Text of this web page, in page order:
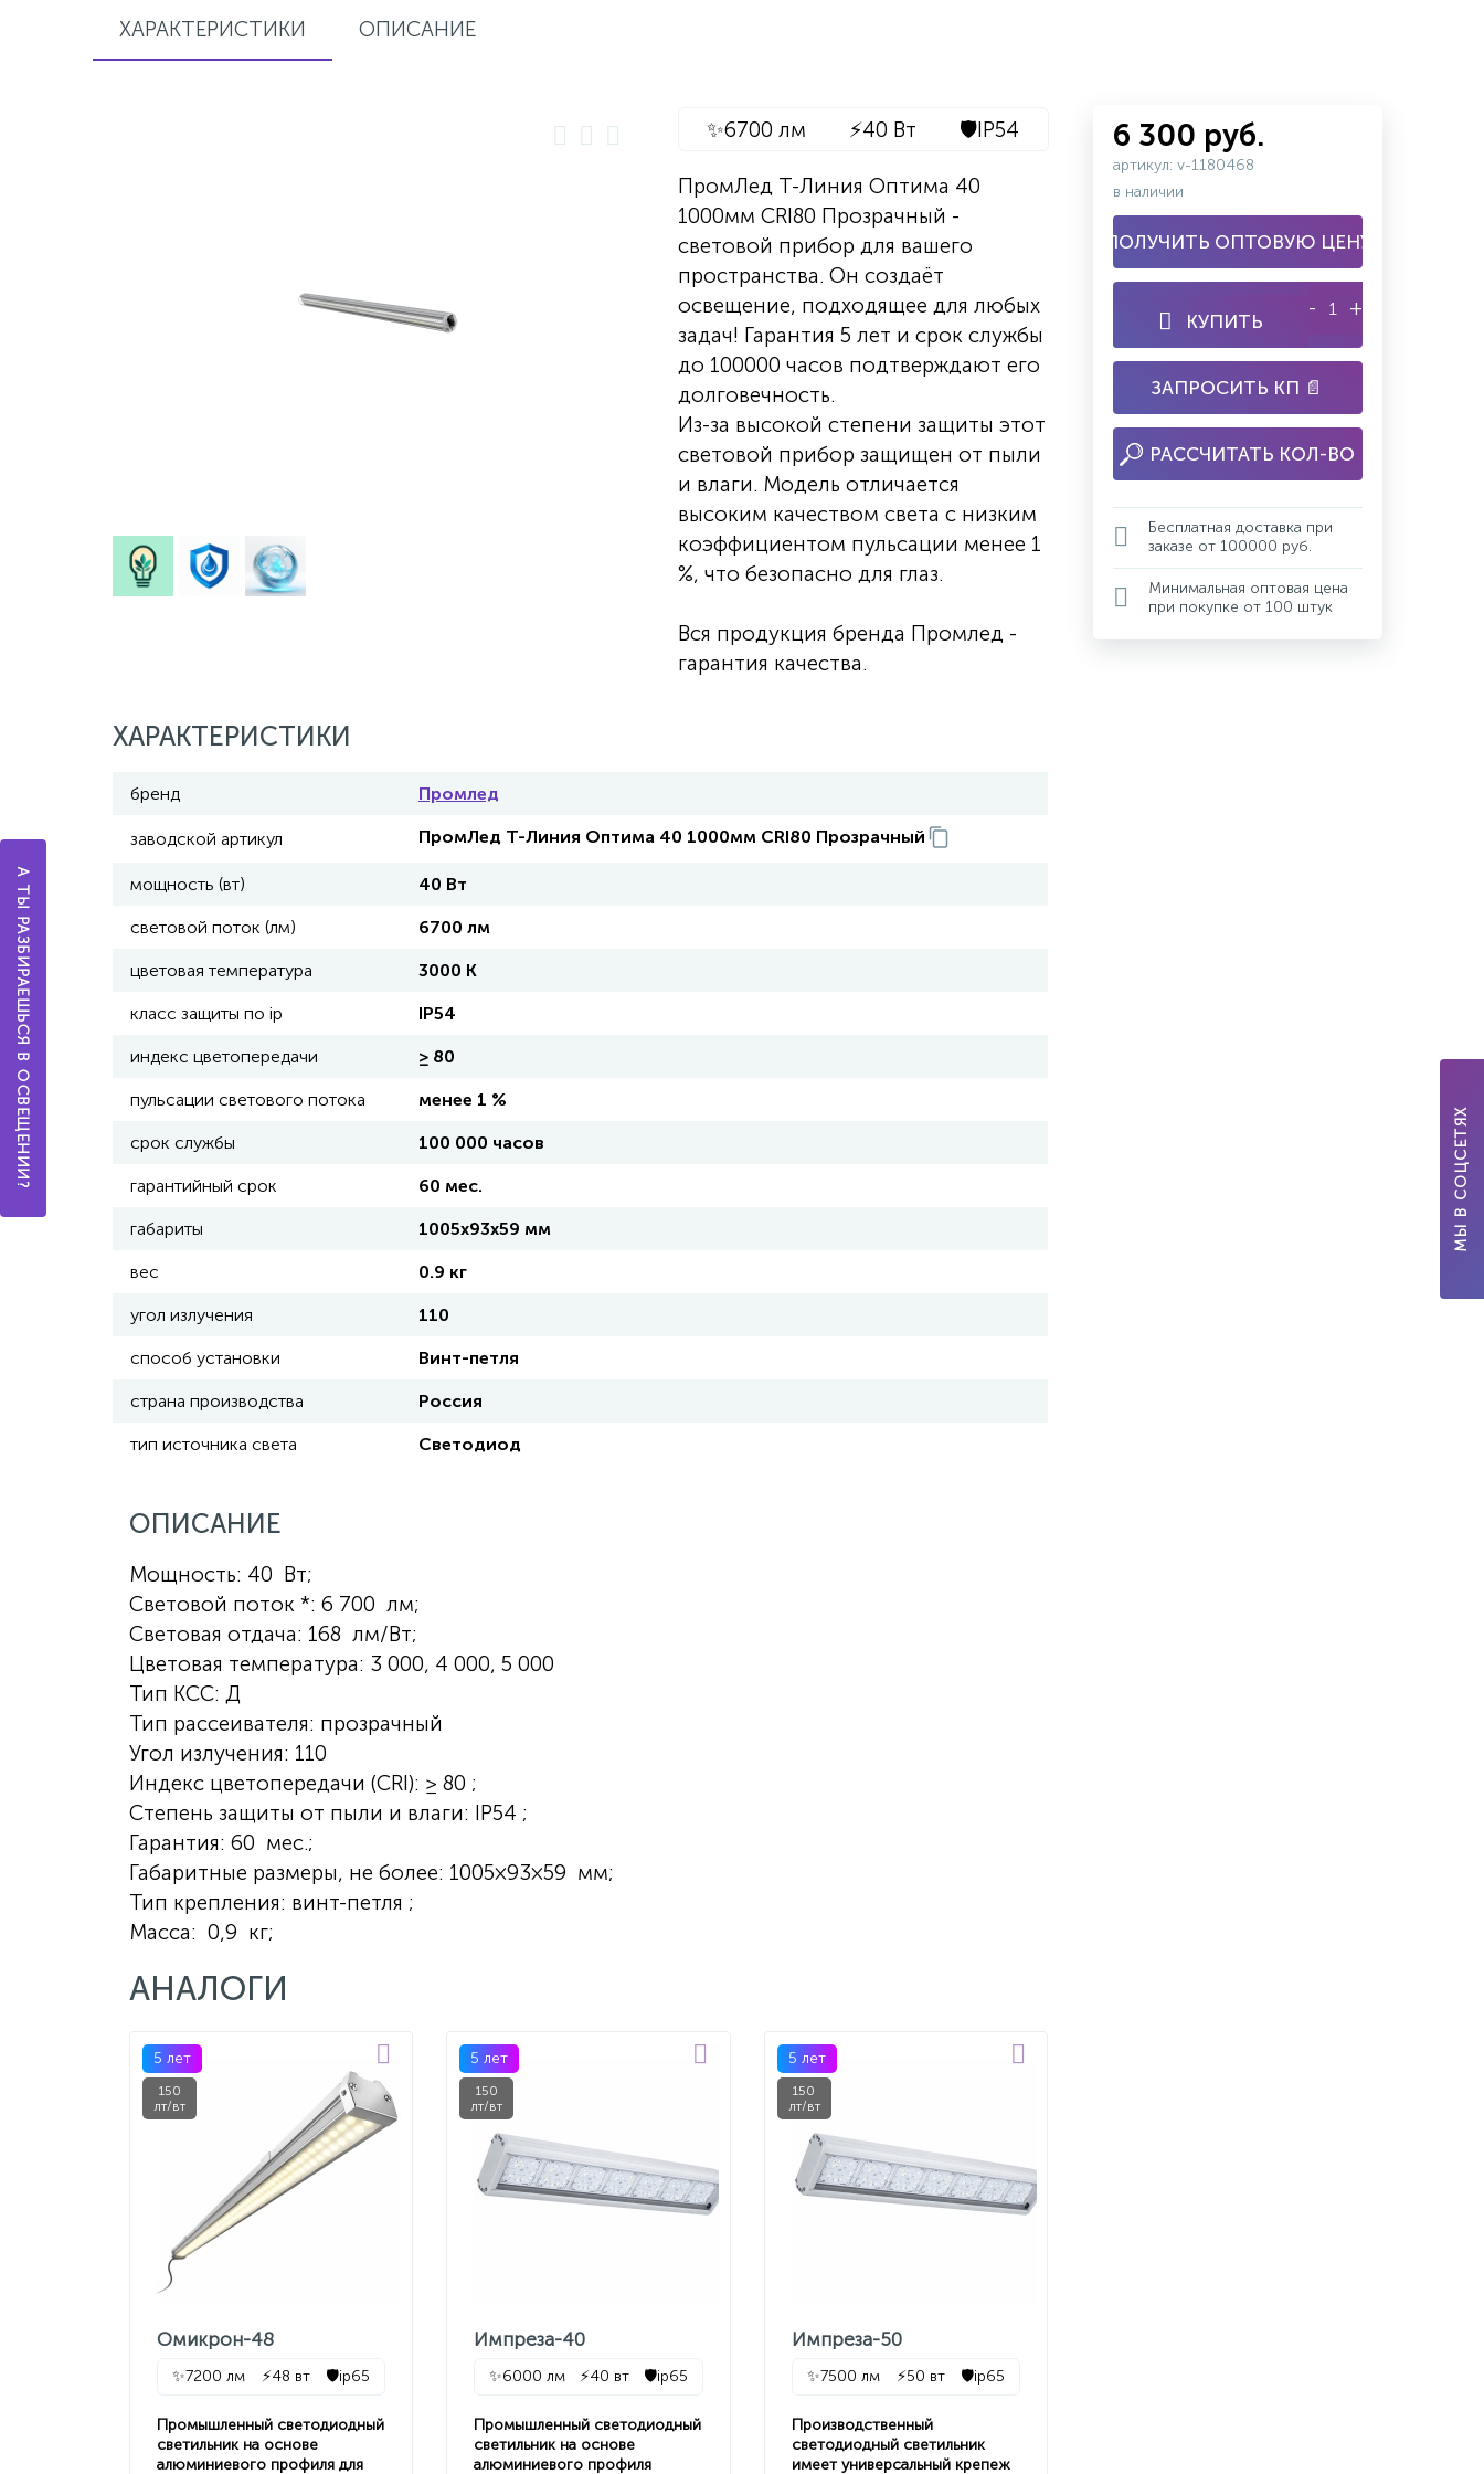
ХАРАКТЕРИСТИКИ ОПИСАНИЕ
✨6700 лм ⚡40 Вт 🛡️IP54
ПромЛед Т-Линия Оптима 40
1000мм CRI80 Прозрачный -
световой прибор для вашего
пространства. Он создаёт
освещение, подходящее для любых
задач! Гарантия 5 лет и срок службы
до 100000 часов подтверждают его
долговечность.
Из-за высокой степени защиты этот
световой прибор защищен от пыли
и влаги. Модель отличается
высоким качеством света с низким
коэффициентом пульсации менее 1
%, что безопасно для глаз.
Вся продукция бренда Промлед -
гарантия качества.
ХАРАКТЕРИСТИКИ
бренд Промлед
заводской артикул ПромЛед Т-Линия Оптима 40 1000мм CRI80 Прозрачный
мощность (вт) 40 Вт
световой поток (лм) 6700 лм
цветовая температура 3000 К
класс защиты по ip IP54
индекс цветопередачи ≥ 80
пульсации светового потока менее 1 %
срок службы 100 000 часов
гарантийный срок 60 мес.
габариты 1005х93х59 мм
вес 0.9 кг
угол излучения 110
способ установки Винт-петля
страна производства Россия
тип источника света Светодиод
ОПИСАНИЕ
Мощность: 40 Вт;
Световой поток *: 6 700 лм;
Световая отдача: 168 лм/Вт;
Цветовая температура: 3 000, 4 000, 5 000
Тип КСС: Д
Тип рассеивателя: прозрачный
Угол излучения: 110
Индекс цветопередачи (CRI): ≥ 80 ;
Степень защиты от пыли и влаги: IP54 ;
Гарантия: 60 мес.;
Габаритные размеры, не более: 1005×93×59 мм;
Тип крепления: винт-петля ;
Масса: 0,9 кг;
АНАЛОГИ
5 лет
150
лт/вт
Омикрон-48
✨7200 лм ⚡48 вт 🛡️ip65
Промышленный светодиодный
светильник на основе
алюминиевого профиля для
5 лет
150
лт/вт
Импреза-40
✨6000 лм ⚡40 вт 🛡️ip65
Промышленный светодиодный
светильник на основе
алюминиевого профиля
5 лет
150
лт/вт
Импреза-50
✨7500 лм ⚡50 вт 🛡️ip65
Производственный
светодиодный светильник
имеет универсальный крепеж
6 300 руб.
артикул: v-1180468
в наличии
ПОЛУЧИТЬ ОПТОВУЮ ЦЕНУ
КУПИТЬ
- +
ЗАПРОСИТЬ КП 📄
РАССЧИТАТЬ КОЛ-ВО
Бесплатная доставка при
заказе от 100000 руб.
Минимальная оптовая цена
при покупке от 100 штук
МЫ В СОЦСЕТЯХ
А ТЫ РАЗБИРАЕШЬСЯ В ОСВЕЩЕНИИ?